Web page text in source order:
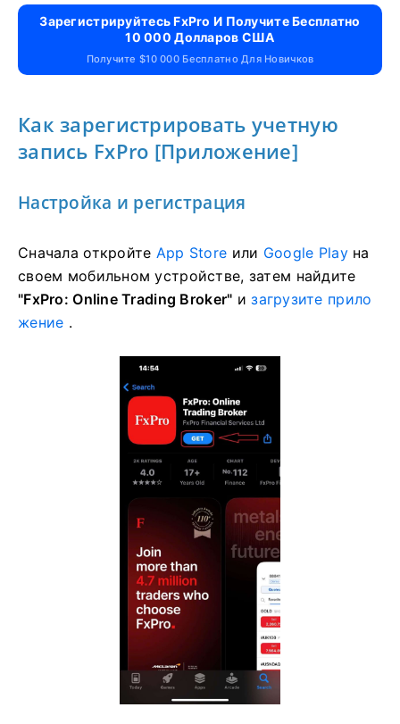
Зарегистрируйтесь FxPro И Получите Бесплатно
10 000 Долларов США
Получите $10 000 Бесплатно Для Новичков
Как зарегистрировать учетную
запись FxPro [Приложение]
Настройка и регистрация
Сначала откройте App Store или Google Playна
своем мобильном устройстве, затем найдите
"FxPro: Online Trading Broker" изагрузите прило
жение .